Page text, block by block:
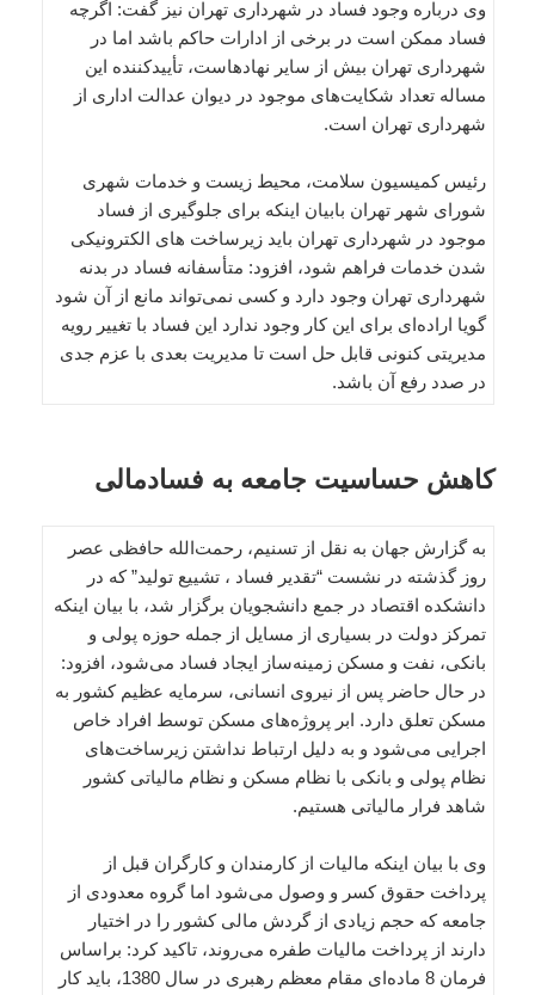
وی درباره وجود فساد در شهرداری تهران نیز گفت: اگرچه
فساد ممکن است در برخی از ادارات حاکم باشد اما در
شهرداری تهران بیش از سایر نهادهاست، تأییدکننده این
مساله تعداد شکایت‌های موجود در دیوان عدالت اداری از
شهرداری تهران است.
رئیس کمیسیون سلامت، محیط زیست و خدمات شهری
شورای شهر تهران بابیان اینکه برای جلوگیری از فساد
موجود در شهرداری تهران باید زیرساخت های الکترونیکی
شدن خدمات فراهم شود، افزود: متأسفانه فساد در بدنه
شهرداری تهران وجود دارد و کسی نمی‌تواند مانع از آن شود
گویا اراده‌ای برای این کار وجود ندارد این فساد با تغییر رویه
مدیریتی کنونی قابل حل است تا مدیریت بعدی با عزم جدی
در صدد رفع آن باشد.
کاهش حساسیت جامعه به فسادمالی
به گزارش جهان به نقل از تسنیم، رحمت‌الله حافظی عصر
روز گذشته در نشست “تقدیر فساد ، تشییع تولید” که در
دانشکده اقتصاد در جمع دانشجویان برگزار شد، با بیان اینکه
تمرکز دولت در بسیاری از مسایل از جمله حوزه پولی و
بانکی، نفت و مسکن زمینه‌ساز ایجاد فساد می‌شود، افزود:
در حال حاضر پس از نیروی انسانی، سرمایه عظیم کشور به
مسکن تعلق دارد. ابر پروژه‌های مسکن توسط افراد خاص
اجرایی می‌شود و به دلیل ارتباط نداشتن زیرساخت‌های
نظام پولی و بانکی با نظام مسکن و نظام مالیاتی کشور
شاهد فرار مالیاتی هستیم.
وی با بیان اینکه مالیات از کارمندان و کارگران قبل از
پرداخت حقوق کسر و وصول می‌شود اما گروه معدودی از
جامعه که حجم زیادی از گردش مالی کشور را در اختیار
دارند از پرداخت مالیات طفره می‌روند، تاکید کرد: براساس
فرمان 8 ماده‌ای مقام معظم رهبری در سال 1380، باید کار